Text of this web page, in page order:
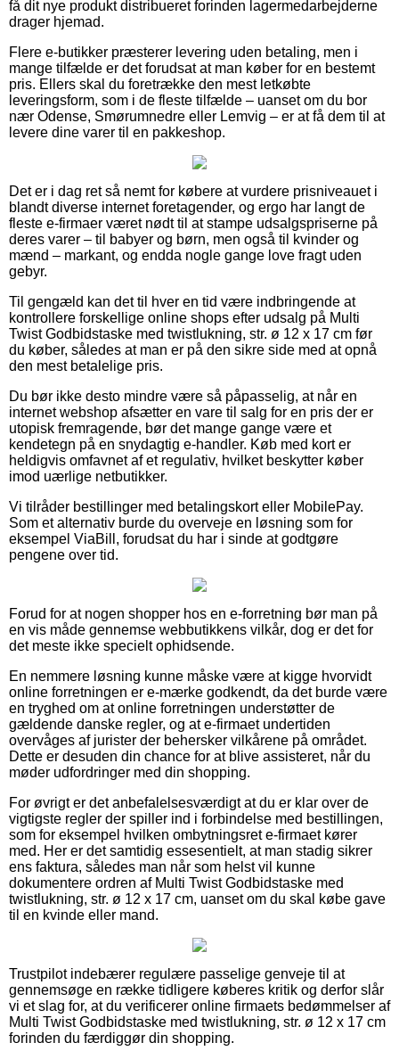
få dit nye produkt distribueret forinden lagermedarbejderne
drager hjemad.
Flere e-butikker præsterer levering uden betaling, men i
mange tilfælde er det forudsat at man køber for en bestemt
pris. Ellers skal du foretrække den mest letkøbte
leveringsform, som i de fleste tilfælde – uanset om du bor
nær Odense, Smørumnedre eller Lemvig – er at få dem til at
levere dine varer til en pakkeshop.
Det er i dag ret så nemt for købere at vurdere prisniveauet i
blandt diverse internet foretagender, og ergo har langt de
fleste e-firmaer været nødt til at stampe udsalgspriserne på
deres varer – til babyer og børn, men også til kvinder og
mænd – markant, og endda nogle gange love fragt uden
gebyr.
Til gengæld kan det til hver en tid være indbringende at
kontrollere forskellige online shops efter udsalg på Multi
Twist Godbidstaske med twistlukning, str. ø 12 x 17 cm før
du køber, således at man er på den sikre side med at opnå
den mest betalelige pris.
Du bør ikke desto mindre være så påpasselig, at når en
internet webshop afsætter en vare til salg for en pris der er
utopisk fremragende, bør det mange gange være et
kendetegn på en snydagtig e-handler. Køb med kort er
heldigvis omfavnet af et regulativ, hvilket beskytter køber
imod uærlige netbutikker.
Vi tilråder bestillinger med betalingskort eller MobilePay.
Som et alternativ burde du overveje en løsning som for
eksempel ViaBill, forudsat du har i sinde at godtgøre
pengene over tid.
Forud for at nogen shopper hos en e-forretning bør man på
en vis måde gennemse webbutikkens vilkår, dog er det for
det meste ikke specielt ophidsende.
En nemmere løsning kunne måske være at kigge hvorvidt
online forretningen er e-mærke godkendt, da det burde være
en tryghed om at online forretningen understøtter de
gældende danske regler, og at e-firmaet undertiden
overvåges af jurister der behersker vilkårene på området.
Dette er desuden din chance for at blive assisteret, når du
møder udfordringer med din shopping.
For øvrigt er det anbefalelsesværdigt at du er klar over de
vigtigste regler der spiller ind i forbindelse med bestillingen,
som for eksempel hvilken ombytningsret e-firmaet kører
med. Her er det samtidig essesentielt, at man stadig sikrer
ens faktura, således man når som helst vil kunne
dokumentere ordren af Multi Twist Godbidstaske med
twistlukning, str. ø 12 x 17 cm, uanset om du skal købe gave
til en kvinde eller mand.
Trustpilot indebærer regulære passelige genveje til at
gennemsøge en række tidligere køberes kritik og derfor slår
vi et slag for, at du verificerer online firmaets bedømmelser af
Multi Twist Godbidstaske med twistlukning, str. ø 12 x 17 cm
forinden du færdiggør din shopping.